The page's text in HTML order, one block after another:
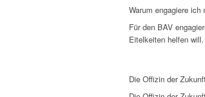
Warum engagiere
Für den BAV
Eitelkeiten helfen will.
Die Offizin der